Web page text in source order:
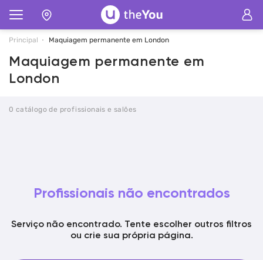
Principal Maquiagem permanente em London
Maquiagem permanente em
London
0 catálogo de profissionais e salões
Profissionais não encontrados
Serviço não encontrado. Tente escolher outros filtros
ou crie sua própria página.